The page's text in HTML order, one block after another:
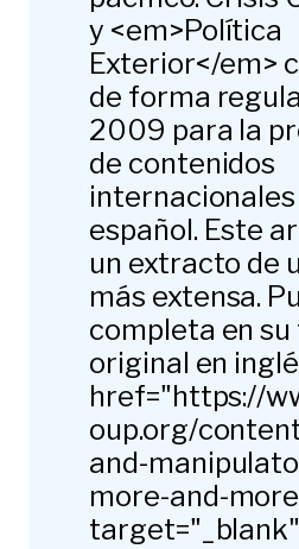
y <em>Política
Exterior</em>
de forma
2009 para la
de contenidos
internacionales
español. Este
un extracto de
más extensa.
completa en
original en
href="https://
oup.org/
and-
more-and-